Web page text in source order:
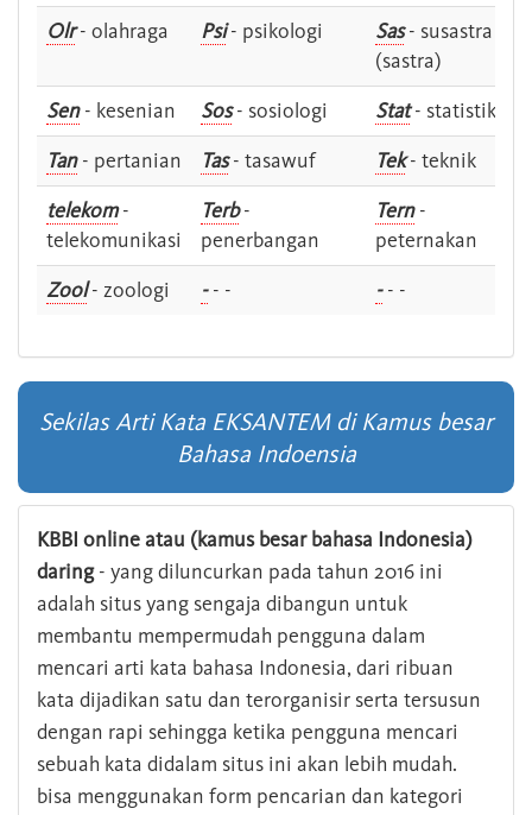
Olr- olahraga Psi- psikologi Sas- susastra -
(sastra)
Sen- kesenian Sos- sosiologi Stat- statistik
Tan- pertanian Tas- tasawuf Tek- teknik
telekom-
telekomunikasi
Terb-
penerbangan
Tern-
peternakan
Zool- zoologi -- - -- -
Sekilas Arti Kata EKSANTEM di Kamus besar
Bahasa Indoensia
KBBI online atau (kamus besar bahasa Indonesia)
daring- yang diluncurkan pada tahun 2016 ini
adalah situs yang sengaja dibangun untuk
membantu mempermudah pengguna dalam
mencari arti kata bahasa Indonesia, dari ribuan
kata dijadikan satu dan terorganisir serta tersusun
dengan rapi sehingga ketika pengguna mencari
sebuah kata didalam situs ini akan lebih mudah.
bisa menggunakan form pencarian dan kategori